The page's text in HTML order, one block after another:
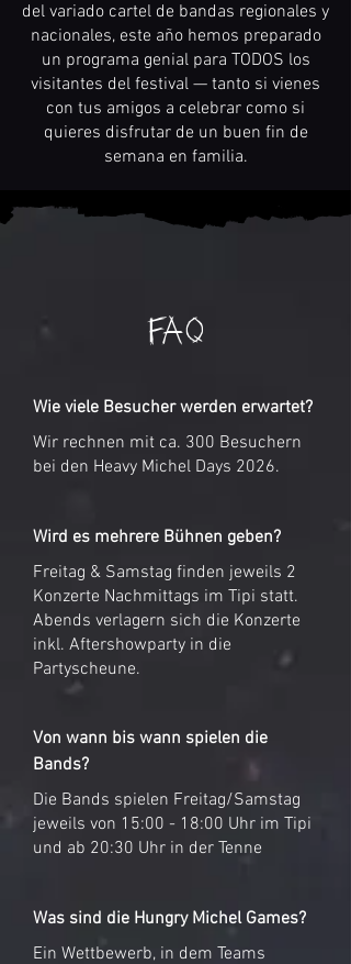
del variado cartel de bandas regionales y
nacionales, este año hemos preparado
un programa genial para TODOS los
visitantes del festival — tanto si vienes
con tus amigos a celebrar como si
quieres disfrutar de un buen fin de
semana en familia.
FAQ
Wie viele Besucher werden erwartet?
Wir rechnen mit ca. 300 Besuchern
bei den Heavy Michel Days 2026.
Wird es mehrere Bühnen geben?
Freitag & Samstag finden jeweils 2
Konzerte Nachmittags im Tipi statt.
Abends verlagern sich die Konzerte
inkl. Aftershowparty in die
Partyscheune.
Von wann bis wann spielen die
Bands?
Die Bands spielen Freitag/Samstag
jeweils von 15:00 - 18:00 Uhr im Tipi
und ab 20:30 Uhr in der Tenne
Was sind die Hungry Michel Games?
Ein Wettbewerb, in dem Teams